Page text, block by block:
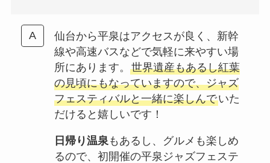
仙台から平泉はアクセスが良く、新幹
線や高速バスなどで気軽に来やすい場
所にあります。 世界遺産もあるし紅葉
の見頃にもなっていますので、ジャズ
フェスティバルと一緒に楽しんでいた
だけると嬉しいです！
日帰り温泉 もあるし、グルメも楽しめ
るので、初開催の平泉ジャズフェステ